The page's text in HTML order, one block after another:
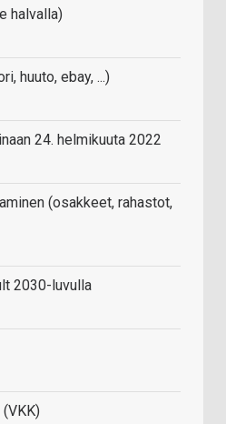
halvalla)
huuto, ebay, ...)
24. helmikuuta 2022
(osakkeet, rahastot,
2030-luvulla